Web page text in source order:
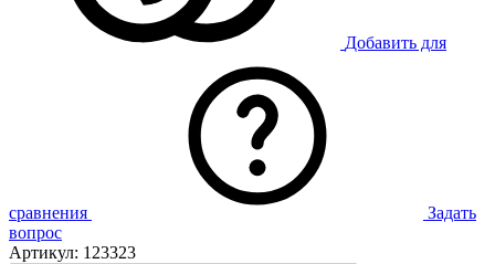
Добавить для
сравнения
Задать
вопрос
Артикул: 123323